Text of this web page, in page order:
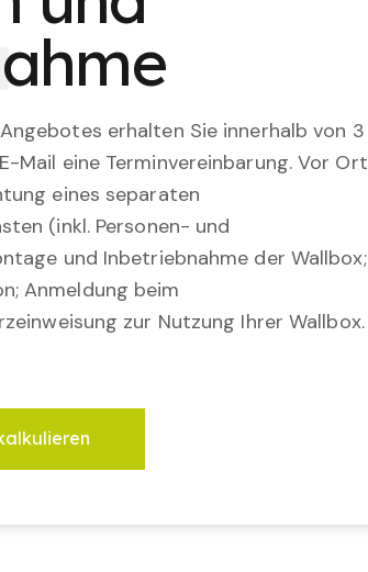
erhalten Sie innerhalb von 3
Mail eine Terminvereinbarung. Vor Ort
eines separaten
(inkl. Personen- und
und Inbetriebnahme der Wallbox;
Anmeldung beim
zur Nutzung Ihrer Wallbox.